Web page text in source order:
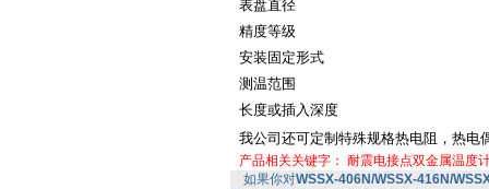
表盘直径
精度等级
安装固定形式
测温范围
长度或插入深度
我公司还可定制特殊规格热电阻，热电
产品相关关键字： 耐震电接点双金属温度
如果你对WSSX-406N/WSSX-416N/